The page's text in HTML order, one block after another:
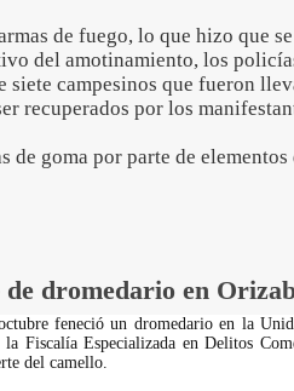
de fuego, lo que hizo que se
del amotinamiento, los
siete campesinos que fueron
recuperados por los
de goma por parte de elementos
de dromedario en
feneció un dromedario en la
Fiscalía Especializada en Delitos
del camello.